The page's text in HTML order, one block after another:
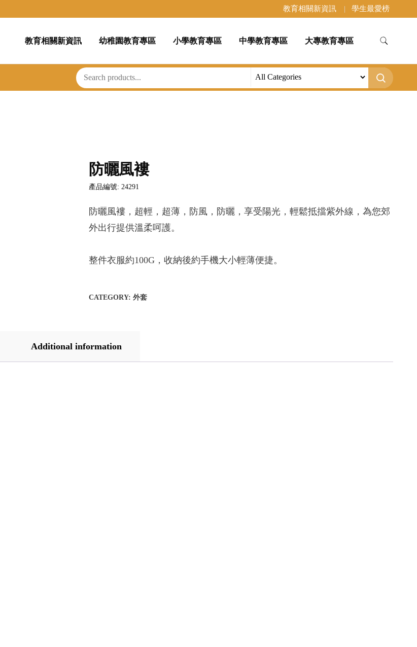
教育相關新資訊 學生最愛榜
教育相關新資訊 幼稚園教育專區 小學教育專區 中學教育專區 大專教育專區
防曬風褸
產品編號: 24291
防曬風褸，超輕，超薄，防風，防曬，享受陽光，輕鬆抵擋紫外線，為您郊
外出行提供溫柔呵護。
整件衣服約100G，收納後約手機大小輕薄便捷。
CATEGORY: 外套
Additional information